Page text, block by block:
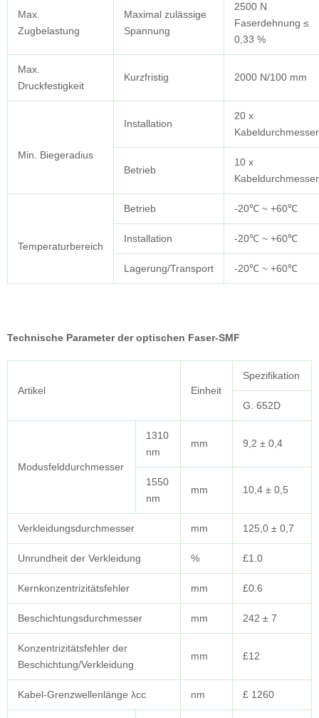
Max.
Zugbelastung
Maximal zulässige
Spannung
2500 N
Faserdehnung ≤
0,33 %
Max.
Druckfestigkeit
Kurzfristig 2000 N/100 mm
Min. Biegeradius
Installation
20 x
Kabeldurchmesser
Betrieb
10 x
Kabeldurchmesser
Temperaturbereich
Betrieb -20℃ ~ +60℃
Installation -20℃ ~ +60℃
Lagerung/Transport -20℃ ~ +60℃
Technische Parameter der optischen Faser-SMF
Artikel Einheit
Spezifikation
G. 652D
Modusfelddurchmesser
1310
nm
mm 9,2 ± 0,4
1550
nm
mm 10,4 ± 0,5
Verkleidungsdurchmesser mm 125,0 ± 0,7
Unrundheit der Verkleidung % £1.0
Kernkonzentrizitätsfehler mm £0.6
Beschichtungsdurchmesser mm 242 ± 7
Konzentrizitätsfehler der
Beschichtung/Verkleidung
mm £12
Kabel-Grenzwellenlänge λcc nm £ 1260